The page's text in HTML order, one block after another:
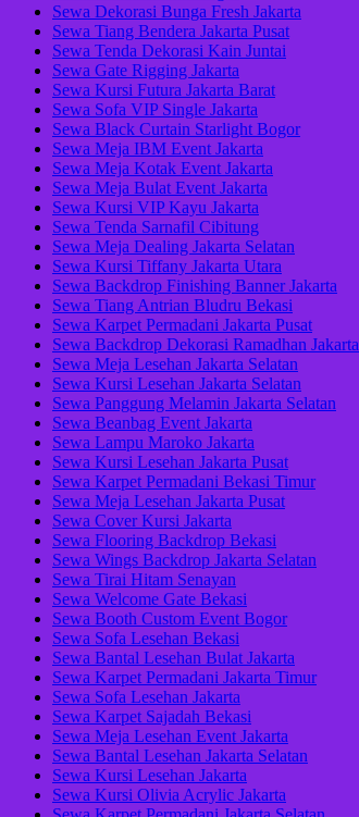
Sewa Dekorasi Bunga Fresh Jakarta
Sewa Tiang Bendera Jakarta Pusat
Sewa Tenda Dekorasi Kain Juntai
Sewa Gate Rigging Jakarta
Sewa Kursi Futura Jakarta Barat
Sewa Sofa VIP Single Jakarta
Sewa Black Curtain Starlight Bogor
Sewa Meja IBM Event Jakarta
Sewa Meja Kotak Event Jakarta
Sewa Meja Bulat Event Jakarta
Sewa Kursi VIP Kayu Jakarta
Sewa Tenda Sarnafil Cibitung
Sewa Meja Dealing Jakarta Selatan
Sewa Kursi Tiffany Jakarta Utara
Sewa Backdrop Finishing Banner Jakarta
Sewa Tiang Antrian Bludru Bekasi
Sewa Karpet Permadani Jakarta Pusat
Sewa Backdrop Dekorasi Ramadhan Jakarta
Sewa Meja Lesehan Jakarta Selatan
Sewa Kursi Lesehan Jakarta Selatan
Sewa Panggung Melamin Jakarta Selatan
Sewa Beanbag Event Jakarta
Sewa Lampu Maroko Jakarta
Sewa Kursi Lesehan Jakarta Pusat
Sewa Karpet Permadani Bekasi Timur
Sewa Meja Lesehan Jakarta Pusat
Sewa Cover Kursi Jakarta
Sewa Flooring Backdrop Bekasi
Sewa Wings Backdrop Jakarta Selatan
Sewa Tirai Hitam Senayan
Sewa Welcome Gate Bekasi
Sewa Booth Custom Event Bogor
Sewa Sofa Lesehan Bekasi
Sewa Bantal Lesehan Bulat Jakarta
Sewa Karpet Permadani Jakarta Timur
Sewa Sofa Lesehan Jakarta
Sewa Karpet Sajadah Bekasi
Sewa Meja Lesehan Event Jakarta
Sewa Bantal Lesehan Jakarta Selatan
Sewa Kursi Lesehan Jakarta
Sewa Kursi Olivia Acrylic Jakarta